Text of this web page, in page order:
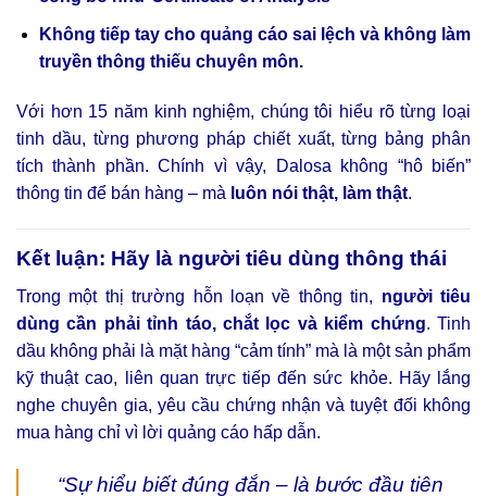
Không tiếp tay cho quảng cáo sai lệch và không làm
truyền thông thiếu chuyên môn.
Với hơn 15 năm kinh nghiệm, chúng tôi hiểu rõ từng loại
tinh dầu, từng phương pháp chiết xuất, từng bảng phân
tích thành phần. Chính vì vậy, Dalosa không “hô biến”
thông tin để bán hàng – mà luôn nói thật, làm thật.
Kết luận: Hãy là người tiêu dùng thông thái
Trong một thị trường hỗn loạn về thông tin, người tiêu
dùng cần phải tỉnh táo, chắt lọc và kiểm chứng. Tinh
dầu không phải là mặt hàng “cảm tính” mà là một sản phẩm
kỹ thuật cao, liên quan trực tiếp đến sức khỏe. Hãy lắng
nghe chuyên gia, yêu cầu chứng nhận và tuyệt đối không
mua hàng chỉ vì lời quảng cáo hấp dẫn.
“Sự hiểu biết đúng đắn – là bước đầu tiên